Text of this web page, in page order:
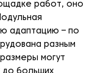
работ, оно
адаптацию – по
разным
могут